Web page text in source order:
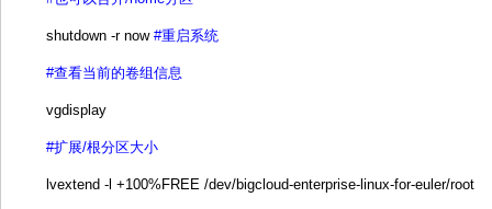
shutdown -r now #重启系统
#查看当前的卷组信息
vgdisplay
#扩展/根分区大小
lvextend -l +100%FREE /dev/bigcloud-enterprise-linux-for-euler/root